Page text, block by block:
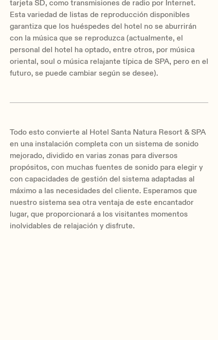
tarjeta SD, como transmisiones de radio por Internet.
Esta variedad de listas de reproducción disponibles
garantiza que los huéspedes del hotel no se aburrirán
con la música que se reproduzca (actualmente, el
personal del hotel ha optado, entre otros, por música
oriental, soul o música relajante típica de SPA, pero en el
futuro, se puede cambiar según se desee).
Todo esto convierte al Hotel Santa Natura Resort & SPA
en una instalación completa con un sistema de sonido
mejorado, dividido en varias zonas para diversos
propósitos, con muchas fuentes de sonido para elegir y
con capacidades de gestión del sistema adaptadas al
máximo a las necesidades del cliente. Esperamos que
nuestro sistema sea otra ventaja de este encantador
lugar, que proporcionará a los visitantes momentos
inolvidables de relajación y disfrute.